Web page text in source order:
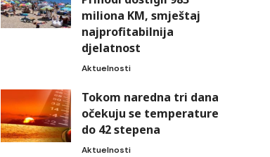
miliona KM, smještaj
najprofitabilnija
djelatnost
Aktuelnosti
Tokom naredna tri dana
očekuju se temperature
do 42 stepena
Aktuelnosti